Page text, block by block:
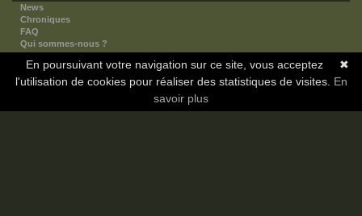
News
Chroniques
FAQ
Qui sommes-nous ?
Nos partenaires
Faites-nous connaitre
Nous contacter
✖
En poursuivant votre navigation sur ce site, vous acceptez
l'utilisation de cookies pour réaliser des statistiques de visites. En
savoir plus